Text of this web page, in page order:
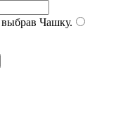
Чашку.